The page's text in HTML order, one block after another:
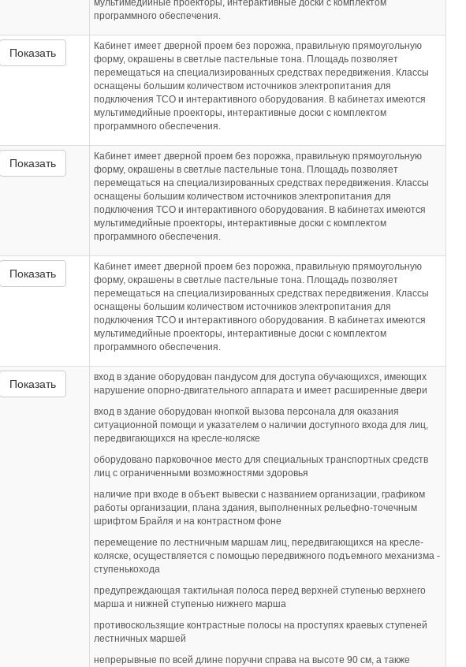
мультимедийные проекторы, интерактивные доски с комплектом
программного обеспечения.
Показать
Кабинет имеет дверной проем без порожка, правильную прямоугольную
форму, окрашены в светлые пастельные тона. Площадь позволяет
перемещаться на специализированных средствах передвижения. Классы
оснащены большим количеством источников электропитания для
подключения ТСО и интерактивного оборудования. В кабинетах имеются
мультимедийные проекторы, интерактивные доски с комплектом
программного обеспечения.
Показать
Кабинет имеет дверной проем без порожка, правильную прямоугольную
форму, окрашены в светлые пастельные тона. Площадь позволяет
перемещаться на специализированных средствах передвижения. Классы
оснащены большим количеством источников электропитания для
подключения ТСО и интерактивного оборудования. В кабинетах имеются
мультимедийные проекторы, интерактивные доски с комплектом
программного обеспечения.
Показать
Кабинет имеет дверной проем без порожка, правильную прямоугольную
форму, окрашены в светлые пастельные тона. Площадь позволяет
перемещаться на специализированных средствах передвижения. Классы
оснащены большим количеством источников электропитания для
подключения ТСО и интерактивного оборудования. В кабинетах имеются
мультимедийные проекторы, интерактивные доски с комплектом
программного обеспечения.
Показать
вход в здание оборудован пандусом для доступа обучающихся, имеющих
нарушение опорно-двигательного аппарата и имеет расширенные двери
вход в здание оборудован кнопкой вызова персонала для оказания
ситуационной помощи и указателем о наличии доступного входа для лиц,
передвигающихся на кресле-коляске
оборудовано парковочное место для специальных транспортных средств
лиц с ограниченными возможностями здоровья
наличие при входе в объект вывески с названием организации, графиком
работы организации, плана здания, выполненных рельефно-точечным
шрифтом Брайля и на контрастном фоне
перемещение по лестничным маршам лиц, передвигающихся на кресле-
коляске, осуществляется с помощью передвижного подъемного механизма -
ступенькохода
предупреждающая тактильная полоса перед верхней ступенью верхнего
марша и нижней ступенью нижнего марша
противоскользящие контрастные полосы на проступях краевых ступеней
лестничных маршей
непрерывные по всей длине поручни справа на высоте 90 см, а также